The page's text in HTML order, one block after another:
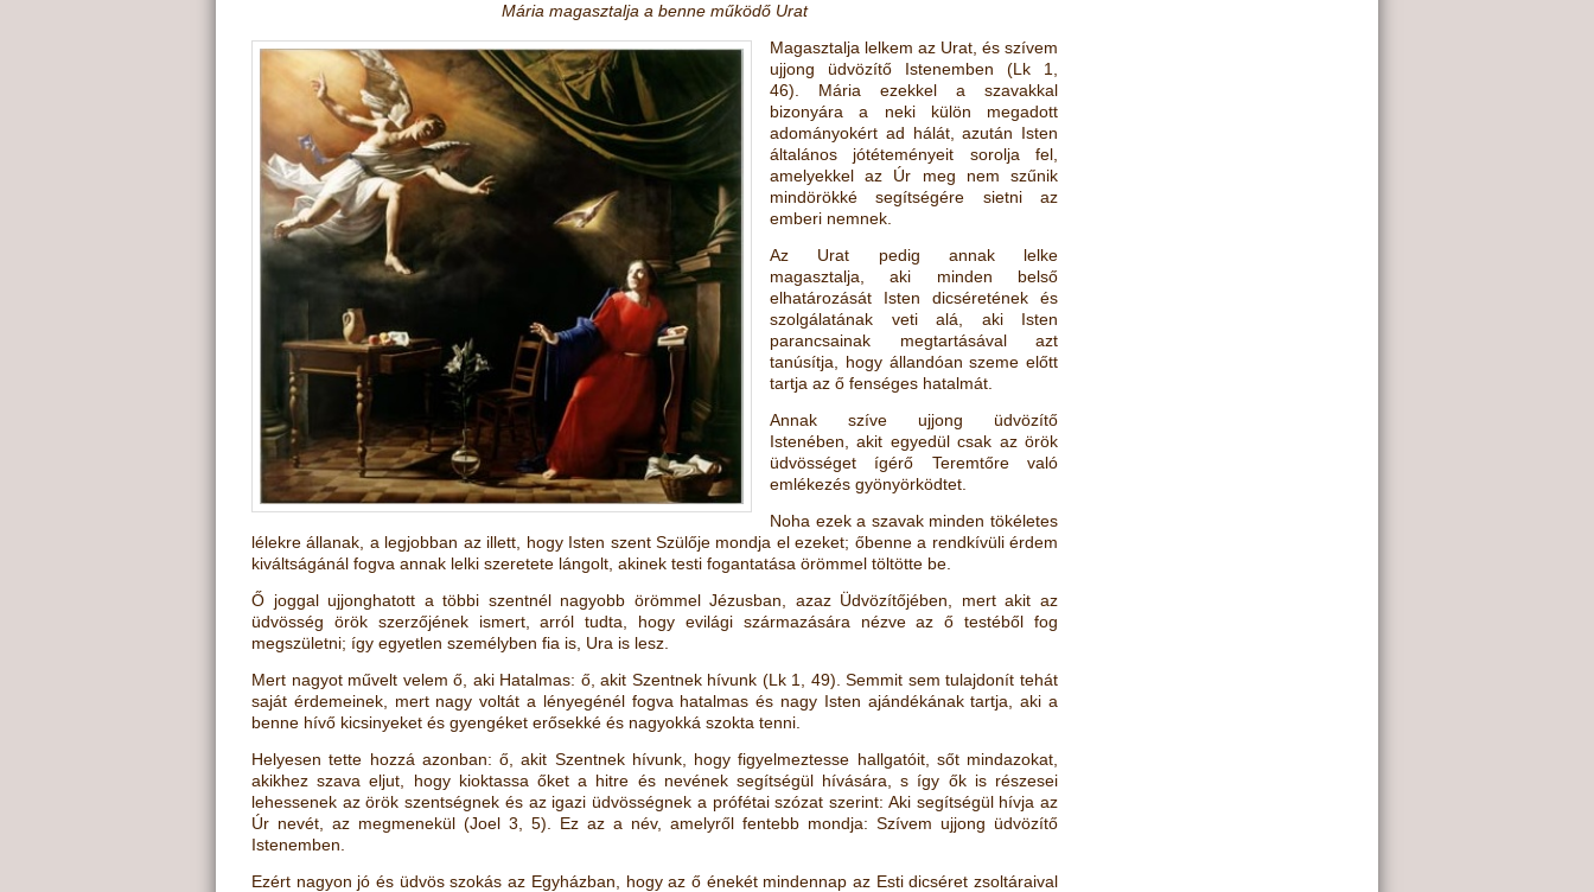
Mária magasztalja a benne működő Urat
Magasztalja lelkem az Urat, és szívem
ujjong üdvözítő Istenemben (Lk 1,
46) . Mária ezekkel a szavakkal
bizonyára a neki külön megadott
adományokért ad hálát, azután Isten
általános jótéteményeit sorolja fel,
amelyekkel az Úr meg nem szűnik
mindörökké segítségére sietni az
emberi nemnek.
Az Urat pedig annak lelke
magasztalja, aki minden belső
elhatározását Isten dicséretének és
szolgálatának veti alá, aki Isten
parancsainak megtartásával azt
tanúsítja, hogy állandóan szeme előtt
tartja az ő fenséges hatalmát.
Annak szíve ujjong üdvözítő
Istenében, akit egyedül csak az örök
üdvösséget ígérő Teremtőre való
emlékezés gyönyörködtet.
Noha ezek a szavak minden tökéletes
lélekre állanak, a legjobban az illett, hogy Isten szent Szülője mondja el ezeket; őbenne a rendkívüli érdem
kiváltságánál fogva annak lelki szeretete lángolt, akinek testi fogantatása örömmel töltötte be.
Ő joggal ujjonghatott a többi szentnél nagyobb örömmel Jézusban, azaz Üdvözítőjében, mert akit az
üdvösség örök szerzőjének ismert, arról tudta, hogy evilági származására nézve az ő testéből fog
megszületni; így egyetlen személyben fia is, Ura is lesz.
Mert nagyot művelt velem ő, aki Hatalmas: ő, akit Szentnek hívunk (Lk 1, 49) . Semmit sem tulajdonít tehát
saját érdemeinek, mert nagy voltát a lényegénél fogva hatalmas és nagy Isten ajándékának tartja, aki a
benne hívő kicsinyeket és gyengéket erősekké és nagyokká szokta tenni.
Helyesen tette hozzá azonban: ő, akit Szentnek hívunk, hogy figyelmeztesse hallgatóit, sőt mindazokat,
akikhez szava eljut, hogy kioktassa őket a hitre és nevének segítségül hívására, s így ők is részesei
lehessenek az örök szentségnek és az igazi üdvösségnek a prófétai szózat szerint: Aki segítségül hívja az
Úr nevét, az megmenekül (Joel 3, 5) . Ez az a név, amelyről fentebb mondja: Szívem ujjong üdvözítő
Istenemben.
Ezért nagyon jó és üdvös szokás az Egyházban, hogy az ő énekét mindennap az Esti dicséret zsoltáraival